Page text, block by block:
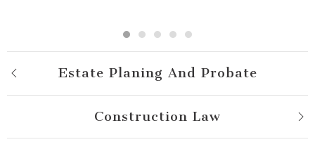
Estate Planing And Probate
Construction Law